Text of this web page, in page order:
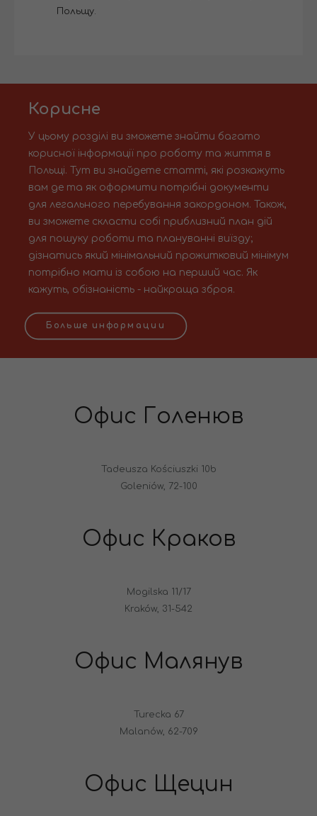
Польщу.
Корисне
У цьому розділі ви зможете знайти багато
корисної інформації про роботу та життя в
Польщі. Тут ви знайдете статті, які розкажуть
вам де та як оформити потрібні документи
для легального перебування закордоном. Також,
ви зможете скласти собі приблизний план дій
для пошуку роботи та плануванні виїзду;
дізнатись який мінімальний прожитковий мінімум
потрібно мати із собою на перший час. Як
кажуть, обізнаність - найкраща зброя.
Больше информации
Офис Голенюв
Tadeusza Kościuszki 10b
Goleniów, 72-100
Офис Краков
Mogilska 11/17
Kraków, 31-542
Офис Малянув
Turecka 67
Malanów, 62-709
Офис Щецин